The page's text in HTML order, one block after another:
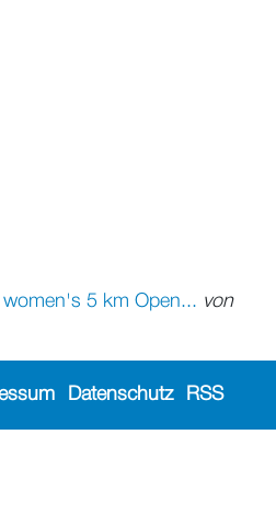
women's 5 km Open... von
Datenschutz RSS